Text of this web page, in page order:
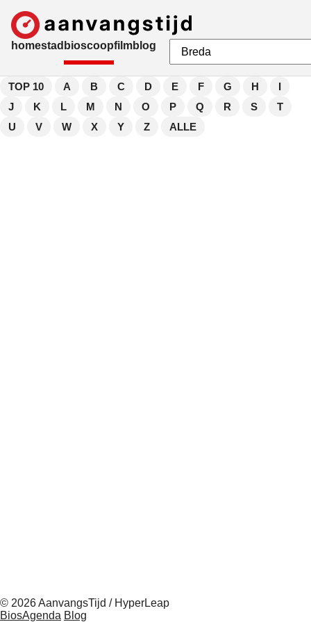
homestad bioscoopfilmblog
TOP 10 A B C D E F G H
I
J
K L M N O P Q R S
T
U
V W X Y Z ALLE
© 2026 AanvangsTijd / HyperLeap
BiosAgenda Blog